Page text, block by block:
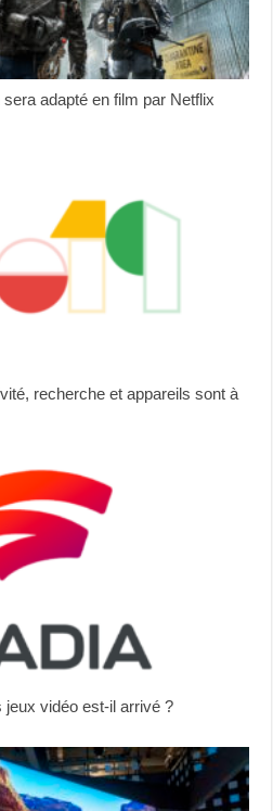
adapté en film par Netflix
recherche et appareils sont à
jeux vidéo est-il arrivé ?